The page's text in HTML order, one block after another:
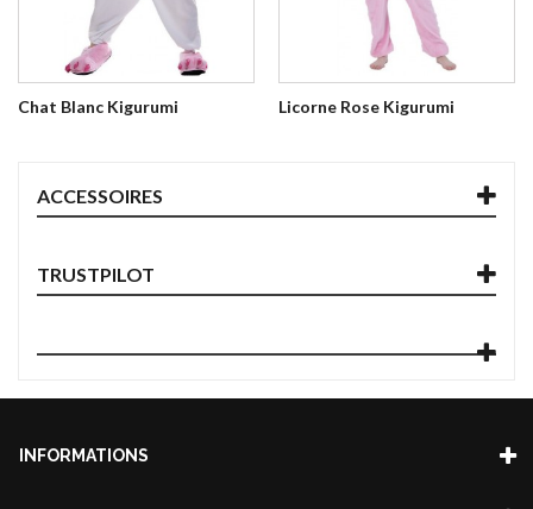
Chat Blanc Kigurumi Licorne Rose Kigurumi
ACCESSOIRES
TRUSTPILOT
INFORMATIONS